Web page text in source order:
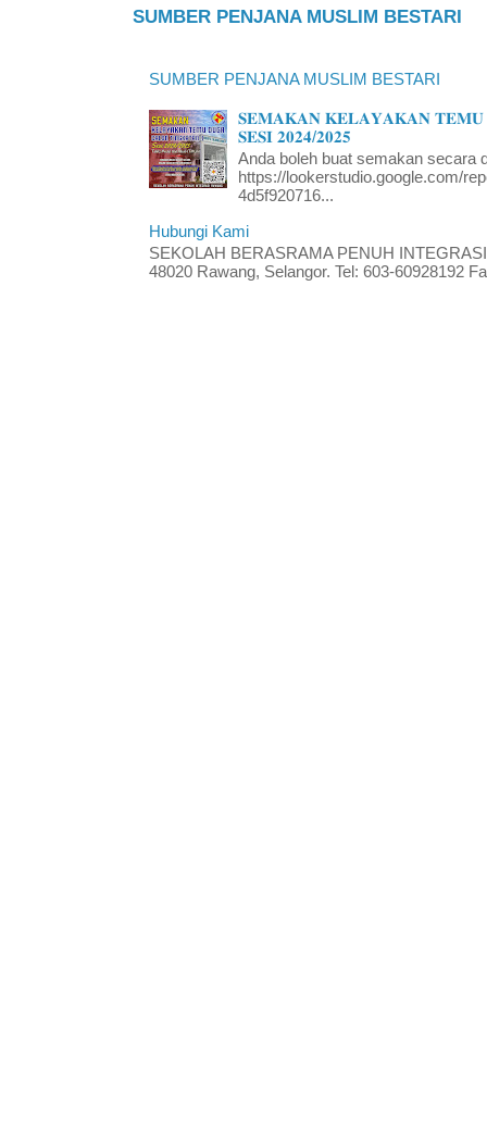
SUMBER PENJANA MUSLIM BESTARI
SUMBER PENJANA MUSLIM BESTARI
𝐒𝐄𝐌𝐀𝐊𝐀𝐍 𝐊𝐄𝐋𝐀𝐘𝐀𝐊𝐀𝐍 𝐓𝐄𝐌𝐔
𝐒𝐄𝐒𝐈 𝟐𝟎𝟐𝟒/𝟐𝟎𝟐𝟓
Anda boleh buat semakan secara
https://lookerstudio.google.com/
4d5f920716...
Hubungi Kami
SEKOLAH BERASRAMA PENUH
48020 Rawang, Selangor. Tel: 603-60928192